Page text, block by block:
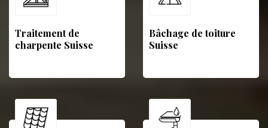
Traitement de
charpente Suisse
Bâchage de toiture
Suisse